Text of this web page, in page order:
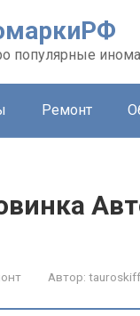
популярные
Ремонт
Автор: tauroskiff